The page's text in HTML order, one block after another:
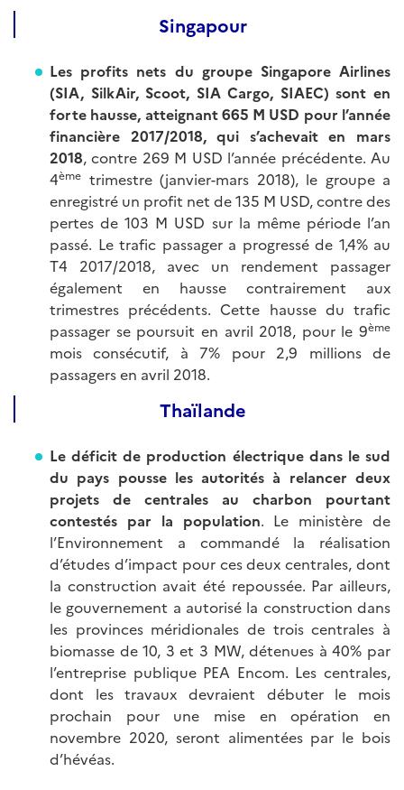
Singapour
Les profits nets du groupe Singapore Airlines
(SIA, SilkAir, Scoot, SIA Cargo, SIAEC) sont en
forte hausse, atteignant 665 M USD pour l’année
financière 2017/2018, qui s’achevait en mars
2018, contre 269 M USD l’année précédente. Au
4ème trimestre (janvier-mars 2018), le groupe a
enregistré un profit net de 135 M USD, contre des
pertes de 103 M USD sur la même période l’an
passé. Le trafic passager a progressé de 1,4% au
T4 2017/2018, avec un rendement passager
également en hausse contrairement aux
trimestres précédents. Cette hausse du trafic
passager se poursuit en avril 2018, pour le 9ème
mois consécutif, à 7% pour 2,9 millions de
passagers en avril 2018.
Thaïlande
Le déficit de production électrique dans le sud
du pays pousse les autorités à relancer deux
projets de centrales au charbon pourtant
contestés par la population. Le ministère de
l’Environnement a commandé la réalisation
d’études d’impact pour ces deux centrales, dont
la construction avait été repoussée. Par ailleurs,
le gouvernement a autorisé la construction dans
les provinces méridionales de trois centrales à
biomasse de 10, 3 et 3 MW, détenues à 40% par
l’entreprise publique PEA Encom. Les centrales,
dont les travaux devraient débuter le mois
prochain pour une mise en opération en
novembre 2020, seront alimentées par le bois
d’hévéas.